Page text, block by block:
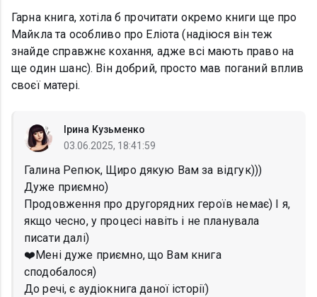
Гарна книга, хотіла б прочитати окремо книги ще про
Майкла та особливо про Еліота (надіюся він теж
знайде справжнє кохання, адже всі мають право на
ще один шанс). Він добрий, просто мав поганий вплив
своєї матері.
Ірина Кузьменко
03.06.2025, 18:41:59
Галина Репюк, Щиро дякую Вам за відгук)))
Дуже приємно)
Продовження про другорядних героїв немає) І я,
якщо чесно, у процесі навіть і не планувала
писати далі)
❤️Мені дуже приємно, що Вам книга
сподобалося)
До речі, є аудіокнига даної історії)